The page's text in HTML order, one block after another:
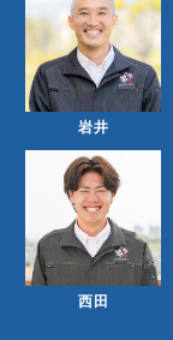
岩井
西田